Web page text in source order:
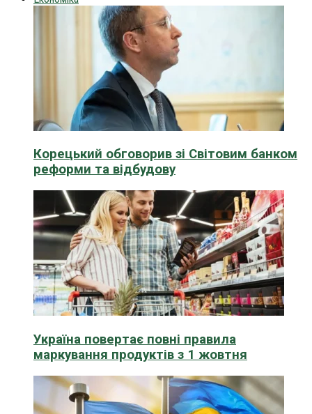
Корецький обговорив зі Світовим банком
реформи та відбудову
Україна повертає повні правила
маркування продуктів з 1 жовтня